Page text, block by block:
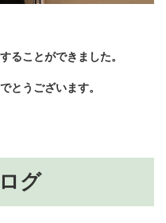
ることができました。
とうございます。
グ